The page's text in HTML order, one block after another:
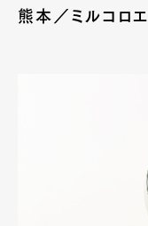
熊本／ミルコロ